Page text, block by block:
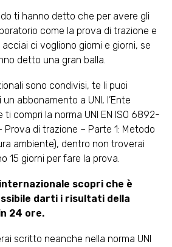
ti hanno detto che per avere gli
come la prova di trazione e
acciai ci vogliono giorni e giorni, se
detto una gran balla.
sono condivisi, te li puoi
abbonamento a UNI, l’Ente
ti compri la norma UNI EN ISO 6892-
Prova di trazione – Parte 1: Metodo
ambiente), dentro non troverai
15 giorni per fare la prova.
scopri che è
darti i risultati della
24 ore.
scritto neanche nella norma UNI